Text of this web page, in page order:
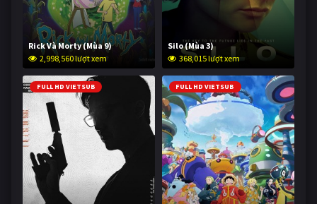
Rick Và Morty (Mùa 9)
2,998,560 lượt xem
Silo (Mùa 3)
368,015 lượt xem
FULL HD VIETSUB FULL HD VIETSUB